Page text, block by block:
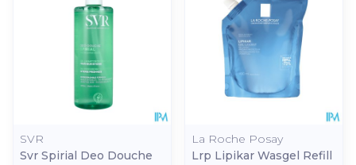
SVR
Svr Spirial Deo Douche
La Roche Posay
Lrp Lipikar Wasgel Refill